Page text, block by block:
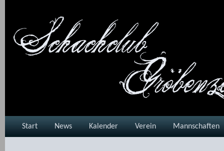
Start News Kalender Verein Mannschaften